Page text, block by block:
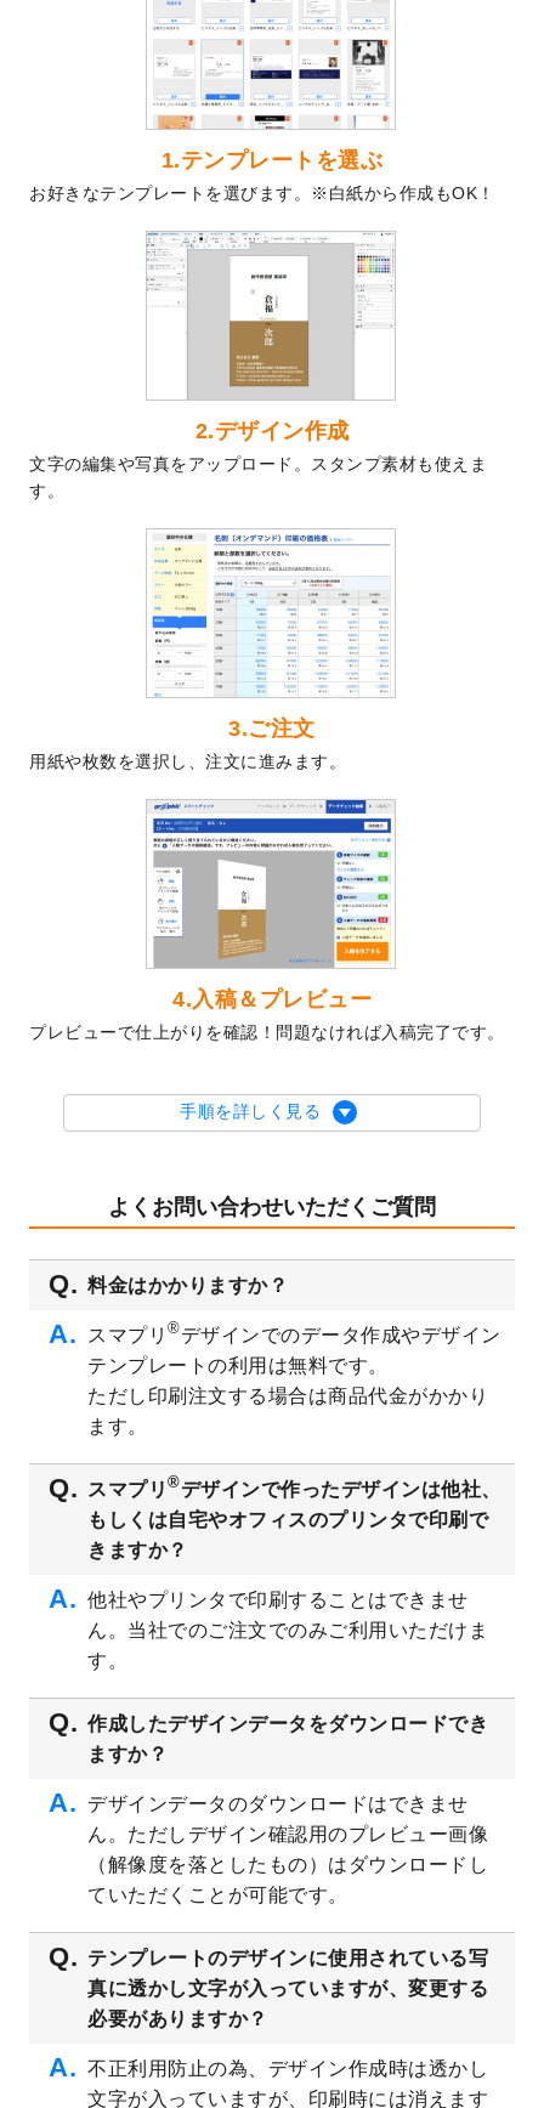
を公開いたしました。
喪中はがきのデザインテンプレート
いたしました。
2025年版1月始まりのカレンダーデザイン
テンプレート
を公開いたしました。
なりました！
プラスチックカードのデザインテンプレー
トを追加しました。
回数券のデザインテンプレート
した。
暑中見舞いのデザインテンプレート
しました。
メッセージカードのデザインテンプレート
を追加しました。
2024/6/14
エコノミータイプののぼりが作成できるよ
うになりました！
【新商品】のぼり
が作成できるようになり
ました！
DMのデザインテンプレートを追加しまし
た。
【新商品】ステッカー
なりました！
2024年版4月始まりのカレンダーデザイン
テンプレートを公開いたしました。
2024年辰年の年賀ポスターデザインテンプ
レート
を公開いたしました。
箔押し年賀状のデザインテンプレート
開いたしました。
クリアファイル、封筒、うちわにてオリジ
ナルデザインで作成できるようになりまし
た！
を公開いたしました。
2023/9/1
2024年版1月始まりのカレンダーデザイン
オリジナルサイズ、変型サイズで作成でき
るようになりました！
2023/8/18
チケットのデザインテンプレートを追加し
ました。
2023/8/7
【新商品】チケット
が作成できるようにな
りました！
美容・エステのチラシデザインテンプレー
トを追加しました。
いたしました。
2023/6/12
うちわのデザインテンプレート
を公開いた
しました。
を公開いたしました。
2023/5/9
書類カバー（見積書表紙）のデザインテン
追加しました。
2023/4/20
2023/4/18
セミナー・講演会のチラシデザインテンプ
レートを追加しました。
2023/4/18
スポーツジム・フィットネスクラブのチラ
シデザインテンプレート
2023/3/16
シール・ラベルのデザインテンプレートを
公開いたしました。
2023/3/13
封筒（長3、洋長3、角2）のデザインテンプ
レートを追加しました。
2023/3/13
クリアファイルのデザインテンプレート
追加しました。
1.テンプレートを選ぶ
お好きなテンプレートを選びます。※白紙から作成もOK！
2.デザイン作成
文字の編集や写真をアップロード。スタンプ素材も使えま
す。
3.ご注文
用紙や枚数を選択し、注文に進みます。
4.入稿＆プレビュー
プレビューで仕上がりを確認！問題なければ入稿完了です。
手順を詳しく見る
よくお問い合わせいただくご質問
料金はかかりますか？
スマプリ ®デザインでのデータ作成やデザイン
テンプレートの利用は無料です。
ただし印刷注文する場合は商品代金がかかり
ます。
スマプリ ®デザインで作ったデザインは他社、
もしくは自宅やオフィスのプリンタで印刷で
きますか？
他社やプリンタで印刷することはできませ
ん。当社でのご注文でのみご利用いただけま
す。
作成したデザインデータをダウンロードでき
ますか？
デザインデータのダウンロードはできませ
ん。ただしデザイン確認用のプレビュー画像
（解像度を落としたもの）はダウンロードし
ていただくことが可能です。
テンプレートのデザインに使用されている写
真に透かし文字が入っていますが、変更する
必要がありますか？
不正利用防止の為、デザイン作成時は透かし
文字が入っていますが、印刷時には消えます